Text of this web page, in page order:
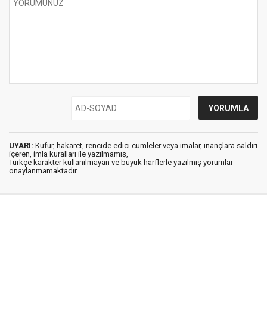
UYARI: Küfür, hakaret, rencide edici cümleler veya imalar, inançlara saldırı
içeren, imla kuralları ile yazılmamış,
Türkçe karakter kullanılmayan ve büyük harflerle yazılmış yorumlar
onaylanmamaktadır.